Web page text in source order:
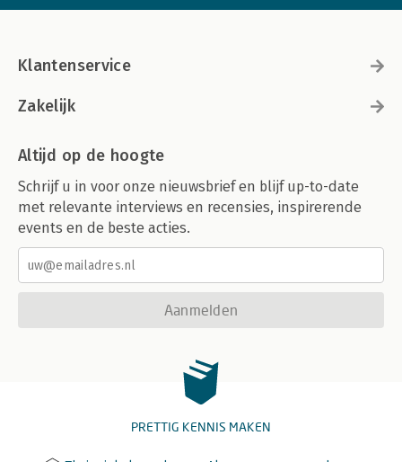
Klantenservice
Zakelijk
Altijd op de hoogte
Schrijf u in voor onze nieuwsbrief en blijf up-to-date
met relevante interviews en recensies, inspirerende
events en de beste acties.
Aanmelden
PRETTIG KENNIS MAKEN